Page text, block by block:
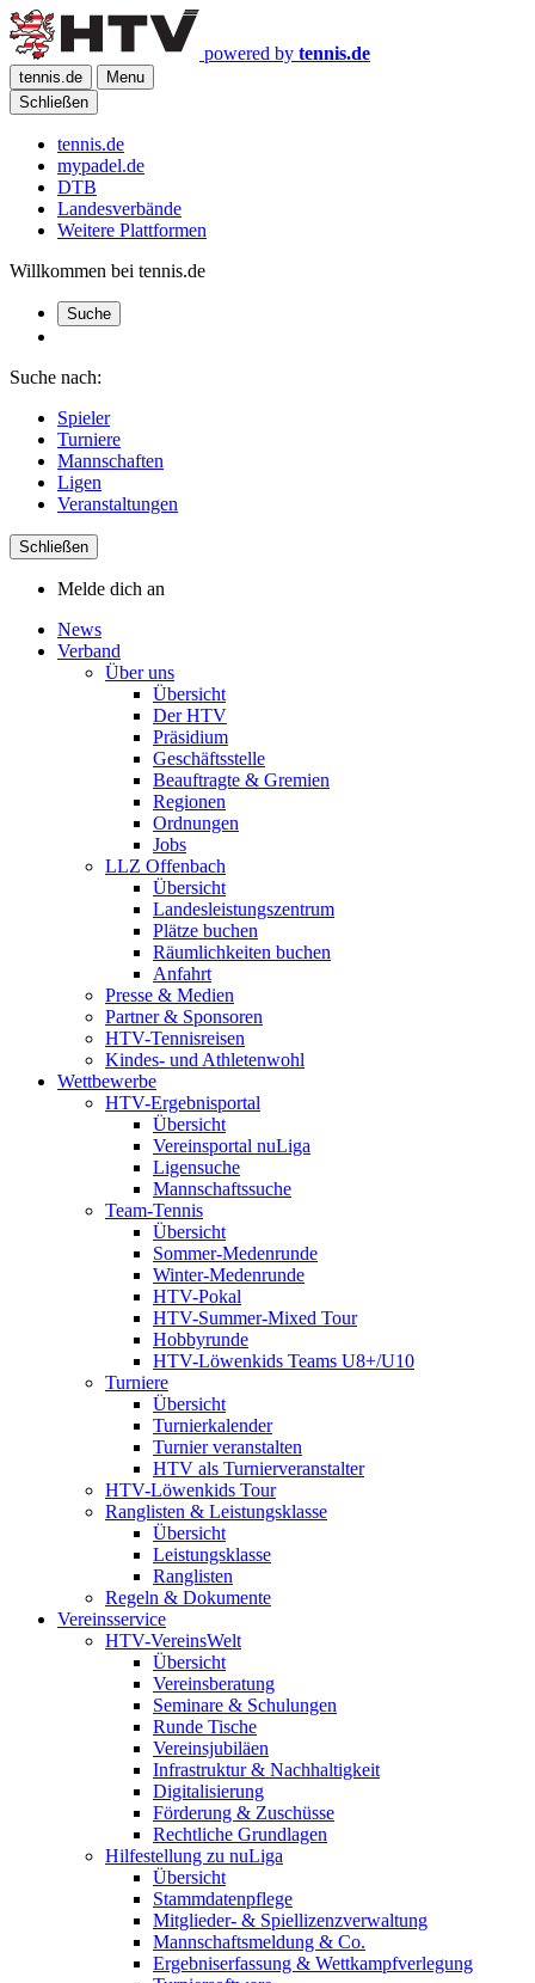
powered by tennis.de
tennis.de
Menu
Schließen
tennis.de
mypadel.de
DTB
Landesverbände
Weitere Plattformen
Willkommen bei tennis.de
Suche
Suche nach:
Spieler
Turniere
Mannschaften
Ligen
Veranstaltungen
Schließen
Melde dich an
News
Verband
Über uns
Übersicht
Der HTV
Präsidium
Geschäftsstelle
Beauftragte & Gremien
Regionen
Ordnungen
Jobs
LLZ Offenbach
Übersicht
Landesleistungszentrum
Plätze buchen
Räumlichkeiten buchen
Anfahrt
Presse & Medien
Partner & Sponsoren
HTV-Tennisreisen
Kindes- und Athletenwohl
Wettbewerbe
HTV-Ergebnisportal
Übersicht
Vereinsportal nuLiga
Ligensuche
Mannschaftssuche
Team-Tennis
Übersicht
Sommer-Medenrunde
Winter-Medenrunde
HTV-Pokal
HTV-Summer-Mixed Tour
Hobbyrunde
HTV-Löwenkids Teams U8+/U10
Turniere
Übersicht
Turnierkalender
Turnier veranstalten
HTV als Turnierveranstalter
HTV-Löwenkids Tour
Ranglisten & Leistungsklasse
Übersicht
Leistungsklasse
Ranglisten
Regeln & Dokumente
Vereinsservice
HTV-VereinsWelt
Übersicht
Vereinsberatung
Seminare & Schulungen
Runde Tische
Vereinsjubiläen
Infrastruktur & Nachhaltigkeit
Digitalisierung
Förderung & Zuschüsse
Rechtliche Grundlagen
Hilfestellung zu nuLiga
Übersicht
Stammdatenpflege
Mitglieder- & Spiellizenzverwaltung
Mannschaftsmeldung & Co.
Ergebniserfassung & Wettkampfverlegung